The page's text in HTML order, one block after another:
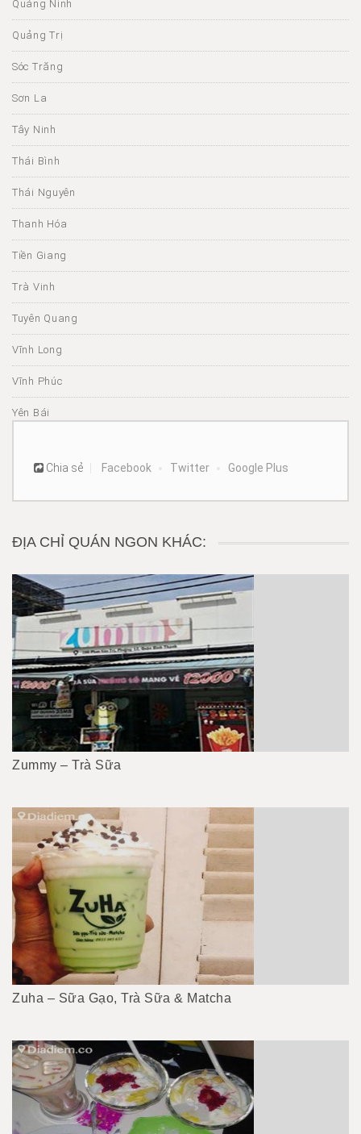
Quảng Ninh
Quảng Trị
Sóc Trăng
Sơn La
Tây Ninh
Thái Bình
Thái Nguyên
Thanh Hóa
Tiền Giang
Trà Vinh
Tuyên Quang
Vĩnh Long
Vĩnh Phúc
Yên Bái
Chia sẻ Facebook Twitter Google Plus
ĐỊA CHỈ QUÁN NGON KHÁC:
Zummy – Trà Sữa
Zuha – Sữa Gạo, Trà Sữa & Matcha